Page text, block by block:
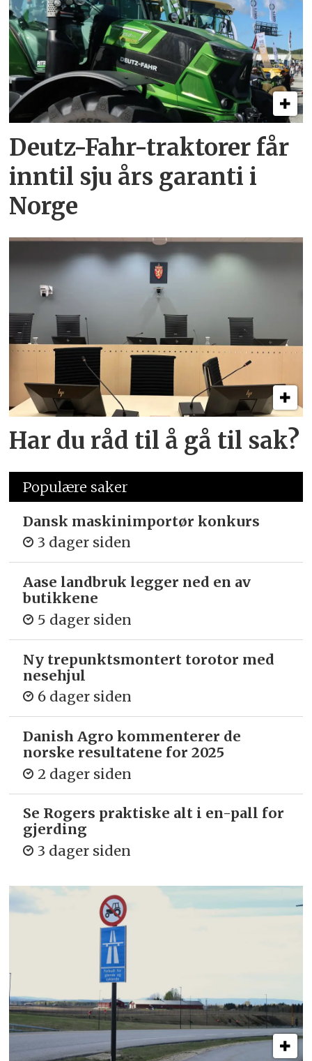
Deutz-Fahr-traktorer får
inntil sju års garanti i
Norge
Har du råd til å gå til sak?
Populære saker
Dansk maskinimportør konkurs
3 dager siden
Aase landbruk legger ned en av
butikkene
5 dager siden
Ny trepunkts­montert torotor med
nesehjul
6 dager siden
Danish Agro kommenterer de
norske resultatene for 2025
2 dager siden
Se Rogers praktiske alt i en-pall for
gjerding
3 dager siden